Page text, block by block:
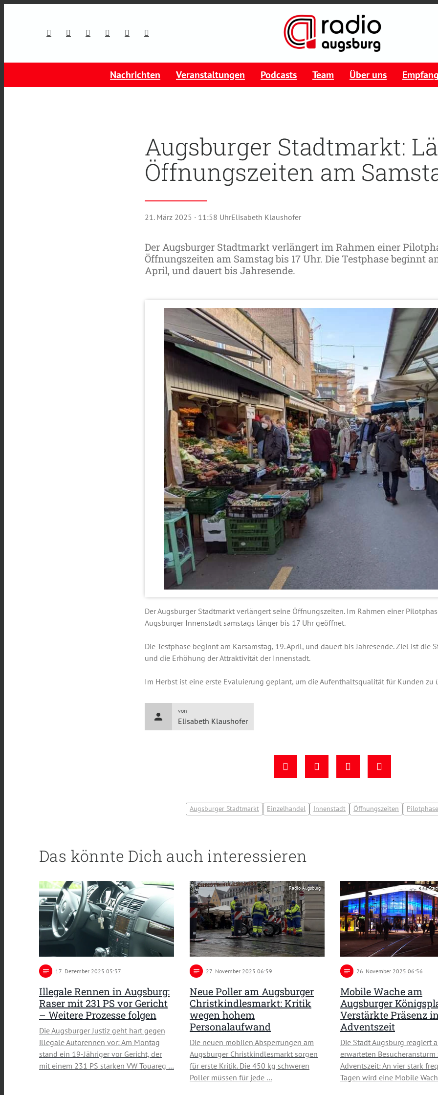
Nachrichten Veranstaltungen Podcasts Team Über uns Empfang
Augsburger Stadtmarkt:
Öffnungszeiten am
21. März 2025 · 11:58 UhrElisabeth Klaushofer
Der Augsburger Stadtmarkt verlängert im Rahmen einer
Öffnungszeiten am Samstag bis 17 Uhr. Die Testphase beginnt
April, und dauert bis Jahresende.
Der Augsburger Stadtmarkt verlängert seine Öffnungszeiten. Im Rahmen einer
Augsburger Innenstadt samstags länger bis 17 Uhr geöffnet.
Die Testphase beginnt am Karsamstag, 19. April, und dauert bis Jahresende. Ziel ist die
und die Erhöhung der Attraktivität der Innenstadt.
Im Herbst ist eine erste Evaluierung geplant, um die Aufenthaltsqualität für Kunden zu
person
von
Elisabeth Klaushofer
Augsburger Stadtmarkt Einzelhandel Innenstadt Öffnungszeiten Pilotphase
Das könnte Dich auch interessieren
notes 17 . Dezember 2025 05:37
Illegale Rennen in Augsburg:
Raser mit 231 PS vor Gericht
– Weitere Prozesse folgen
Die Augsburger Justiz geht hart gegen
illegale Autorennen vor: Am Montag
stand ein 19-Jähriger vor Gericht, der
mit einem 231 PS starken VW Touareg …
Radio Augsburg
notes 27 . November 2025 06:59
Neue Poller am Augsburger
Christkindlesmarkt: Kritik
wegen hohem
Personalaufwand
Die neuen mobilen Absperrungen am
Augsburger Christkindlesmarkt sorgen
für erste Kritik. Die 450 kg schweren
Poller müssen für jede …
Bild:
notes 26 . November 2025 06:56
Mobile Wache am
Augsburger
Verstärkte Präsenz
Adventszeit
Die Stadt Augsburg reagiert
erwarteten Besucheransturm
Adventszeit: An vier stark
Tagen wird eine Mobile